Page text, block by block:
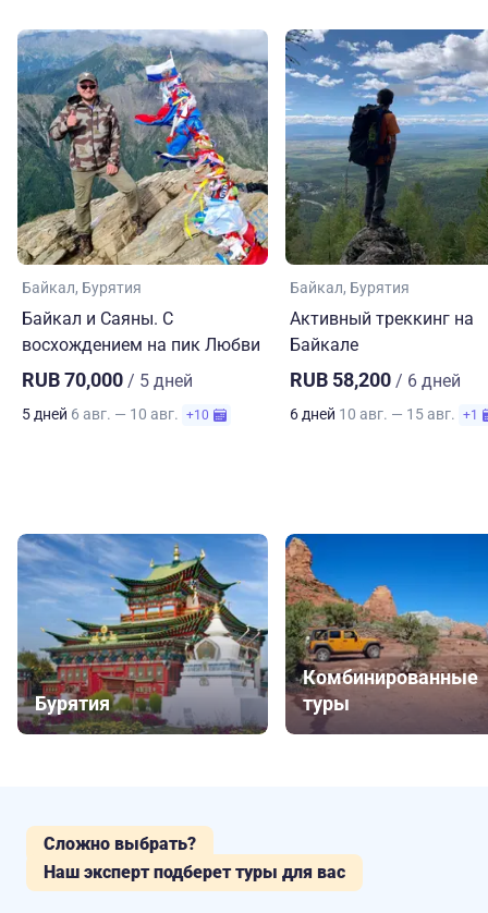
Байкал Бурятия
Байкал и Саяны. С
восхождением на пик Любви
RUB 70,000 / 5 дней
5 дней 6 авг. — 10 авг. +10
Байкал Бурятия
Активный треккинг на
Байкале
RUB 58,200 / 6 дней
6 дней 10 авг. — 15 авг. +1
Бурятия
Комбинированные
туры
Сложно выбрать?
Наш эксперт подберет туры для вас